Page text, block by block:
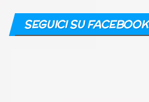
SEGUICI SU FACEBOOK